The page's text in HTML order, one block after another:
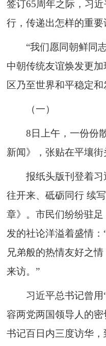
签订65周年之际，习
行，传递出怎样的重要
“我们愿同朝鲜同
中朝传统友谊焕发更
区乃至世界和平稳定
（一）
8日上午，一份份
新闻》，张贴在平壤街
报纸头版刊登着
往开来、砥砺同行 续
章》。市民们纷纷驻
发的社论洋溢着盛情
兄弟般的热情友好之
来访。”
习近平总书记曾
容两党两国领导人的
书记百日内三度访华